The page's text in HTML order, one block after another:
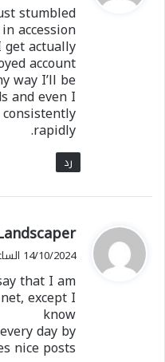
ل
stumbled
accession
actually
account
way I’ll be
and even I
rapidly.
رد
ي
ق
ل
14/10/2024 الساعة 10:46
that I am
except I
know
day by
nice posts.